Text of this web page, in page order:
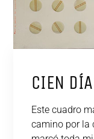
CIEN
Este cuadro
camino por la